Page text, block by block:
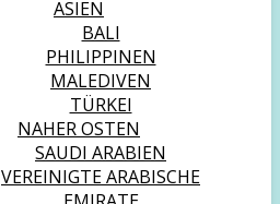
ASIEN
BALI
PHILIPPINEN
MALEDIVEN
TÜRKEI
NAHER OSTEN
SAUDI ARABIEN
VEREINIGTE ARABISCHE